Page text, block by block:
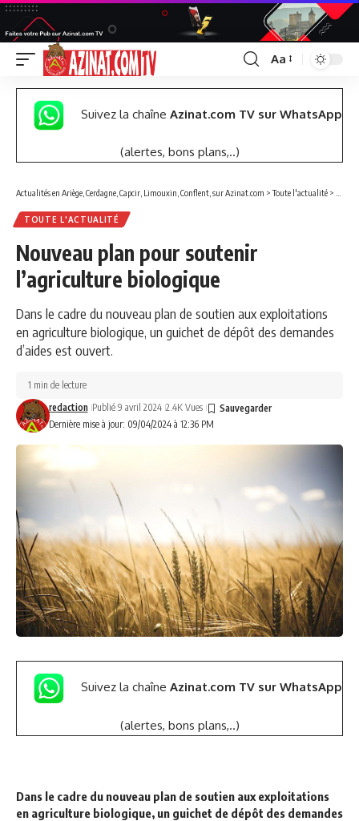
Font
Resizer
Aa
Suivez la chaîne Azinat.com TV sur WhatsApp
(alertes, bons plans,..)
Actualités en Ariège, Cerdagne, Capcir, Limouxin, Conflent, sur Azinat.com >Toute l'actualité >
TOUTE L'ACTUALITÉ
Nouveau plan pour soutenir
l’agriculture biologique
Dans le cadre du nouveau plan de soutien aux exploitations
en agriculture biologique, un guichet de dépôt des demandes
d’aides est ouvert.
Dernière mise à jour: 09/04/2024 à 12:36 PM
redaction Publié 9 avril 2024 2.4K Vues
1 min de lecture
Suivez la chaîne Azinat.com TV sur WhatsApp
(alertes, bons plans,..)
Dans le cadre du nouveau plan de soutien aux exploitations
en agriculture biologique, un guichet de dépôt des demandes